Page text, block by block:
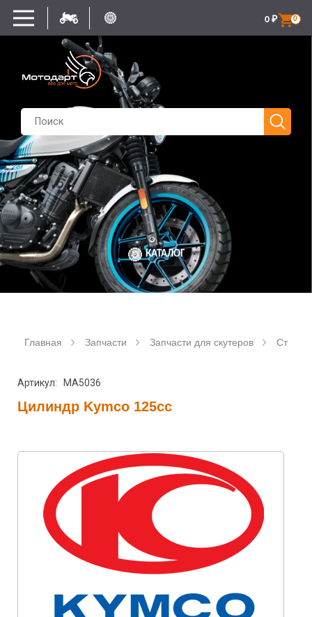
0
0 ₽
КАТАЛОГ
Главная Запчасти Запчасти для скутеров
Артикул: MA5036
Цилиндр Kymco 125cc